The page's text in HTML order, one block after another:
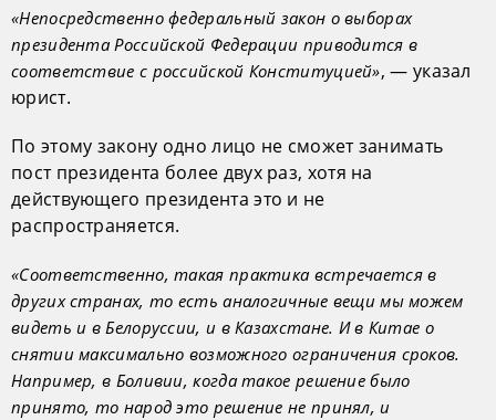
«Непосредственно федеральный закон о выборах
президента Российской Федерации приводится в
соответствие с российской Конституцией», — указал
юрист.
По этому закону одно лицо не сможет занимать
пост президента более двух раз, хотя на
действующего президента это и не
распространяется.
«Соответственно, такая практика встречается в
других странах, то есть аналогичные вещи мы можем
видеть и в Белоруссии, и в Казахстане. И в Китае о
снятии максимально возможного ограничения сроков.
Например, в Боливии, когда такое решение было
принято, то народ это решение не принял, и